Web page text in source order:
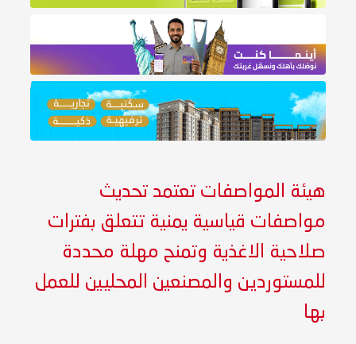
هيئة المواصفات تعتمد تحديث
مواصفات قياسية يمنية تتعلق بفترات
صلاحية الاغذية وتمنح مهلة محددة
للمستوردين والمصنعين المحليين للعمل
بها